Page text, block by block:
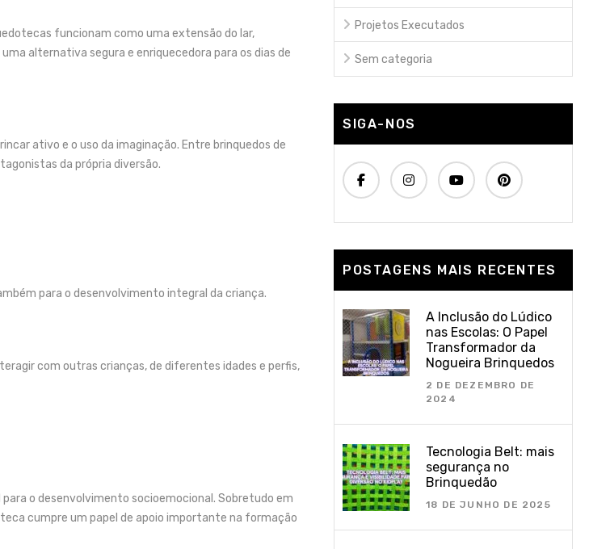
funcionam como uma extensão do lar,
alternativa segura e enriquecedora para os dias de
ativo e o uso da imaginação. Entre brinquedos de
da própria diversão.
para o desenvolvimento integral da criança.
com outras crianças, de diferentes idades e perfis,
o desenvolvimento socioemocional. Sobretudo em
cumpre um papel de apoio importante na formação
Projetos Executados
Sem categoria
SIGA-NOS
POSTAGENS MAIS RECENTES
A Inclusão do Lúdico
nas Escolas: O Papel
Transformador da
Nogueira Brinquedos
2 DE DEZEMBRO DE
2024
Tecnologia Belt: mais
segurança no
Brinquedão
18 DE JUNHO DE 2025